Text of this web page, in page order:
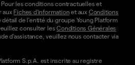
les conditions contractuelles et
aux Fiches d'information et aux Conditions
détail de l'entité du groupe Young Platform
consulter lesConditions Générales
d'assistance, veuillez nous contacter via
S.p.A. est inscrite au registre